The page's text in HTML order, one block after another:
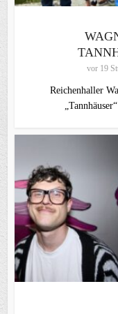
vor 19
Reichenhaller